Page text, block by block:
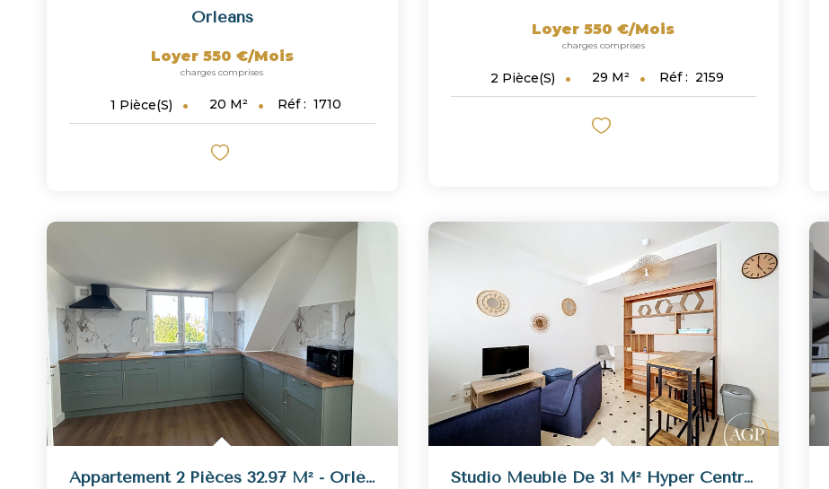
Orleans
Loyer 550 €/mois
charges comprises
1 Pièce(s) 20 M² Réf : 1710
Loyer 550 €/mois
charges comprises
2 Pièce(s) 29 M² Réf : 2159
Appartement 2 Pièces 32.97 M² - Orléans Proche Coligny Studio Meublé De 31 M² Hyper Centre D'Orléans